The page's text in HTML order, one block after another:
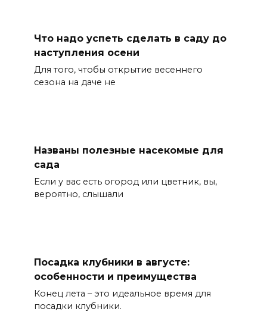
Что надо успеть сделать в саду до
наступления осени
Для того, чтобы открытие весеннего
сезона на даче не
Названы полезные насекомые для
сада
Если у вас есть огород или цветник, вы,
вероятно, слышали
Посадка клубники в августе:
особенности и преимущества
Конец лета – это идеальное время для
посадки клубники.